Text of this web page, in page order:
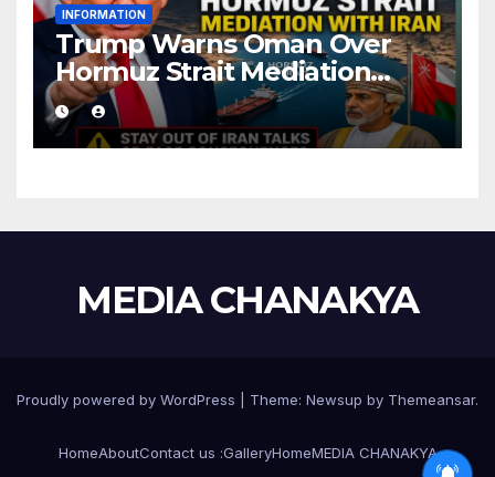
INFORMATION
Trump Warns Oman Over
Hormuz Strait Mediation
With Iran
MEDIA CHANAKYA
Proudly powered by WordPress Theme: Newsup by Themeansar.
HomeAboutContact us :GalleryHomeMEDIA CHANAKYA